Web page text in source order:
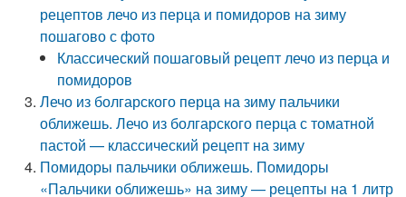
рецептов лечо из перца и помидоров на зиму
пошагово с фото
Классический пошаговый рецепт лечо из перца и
помидоров
Лечо из болгарского перца на зиму пальчики
оближешь. Лечо из болгарского перца с томатной
пастой — классический рецепт на зиму
Помидоры пальчики оближешь. Помидоры
«Пальчики оближешь» на зиму — рецепты на 1 литр